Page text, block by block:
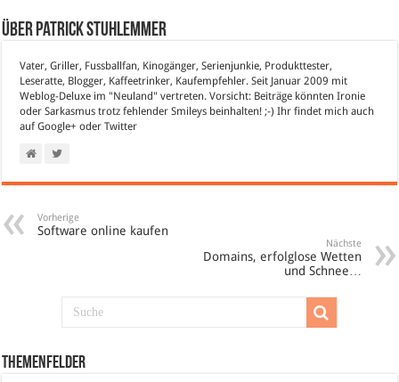
Über Patrick Stuhlemmer
Vater, Griller, Fussballfan, Kinogänger, Serienjunkie, Produkttester,
Leseratte, Blogger, Kaffeetrinker, Kaufempfehler. Seit Januar 2009 mit
Weblog-Deluxe im "Neuland" vertreten. Vorsicht: Beiträge könnten Ironie
oder Sarkasmus trotz fehlender Smileys beinhalten! ;-) Ihr findet mich auch
aufGoogle+ oderTwitter
Vorherige
Software online kaufen
Nächste
Domains, erfolglose Wetten
und Schnee…
Themenfelder